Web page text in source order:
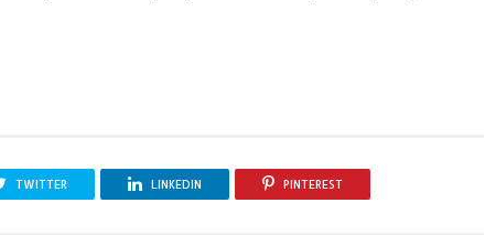
TWITTER LINKEDIN PINTEREST